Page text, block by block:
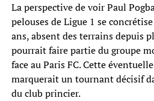
La perspective de voir Paul
pelouses de Ligue 1 se
ans, absent des terrains depuis
pourrait faire partie du groupe
face au Paris FC. Cette
marquerait un tournant décisif
du club princier.